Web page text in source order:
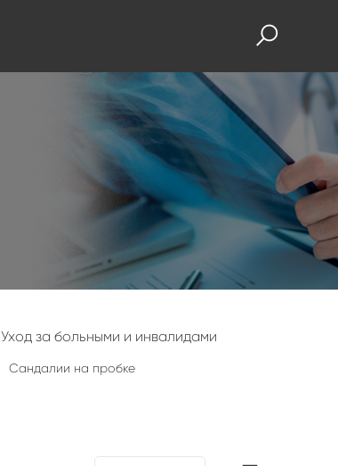
Уход за больными и инвалидами
Сандалии на пробке